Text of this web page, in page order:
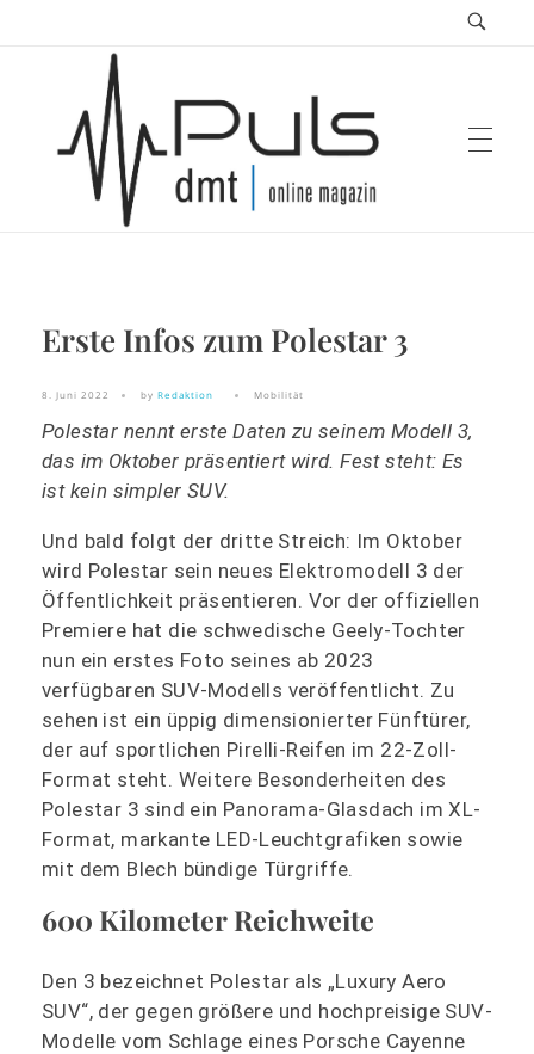
Puls Magazin
Zukunft der Mobilität
Erste Infos zum Polestar 3
8. Juni 2022 by Redaktion Mobilität
Polestar nennt erste Daten zu seinem Modell 3,
das im Oktober präsentiert wird. Fest steht: Es
ist kein simpler SUV.
Und bald folgt der dritte Streich: Im Oktober
wird Polestar sein neues Elektromodell 3 der
Öffentlichkeit präsentieren. Vor der offiziellen
Premiere hat die schwedische Geely-Tochter
nun ein erstes Foto seines ab 2023
verfügbaren SUV-Modells veröffentlicht. Zu
sehen ist ein üppig dimensionierter Fünftürer,
der auf sportlichen Pirelli-Reifen im 22-Zoll-
Format steht. Weitere Besonderheiten des
Polestar 3 sind ein Panorama-Glasdach im XL-
Format, markante LED-Leuchtgrafiken sowie
mit dem Blech bündige Türgriffe.
600 Kilometer Reichweite
Den 3 bezeichnet Polestar als „Luxury Aero
SUV“, der gegen größere und hochpreisige SUV-
Modelle vom Schlage eines Porsche Cayenne